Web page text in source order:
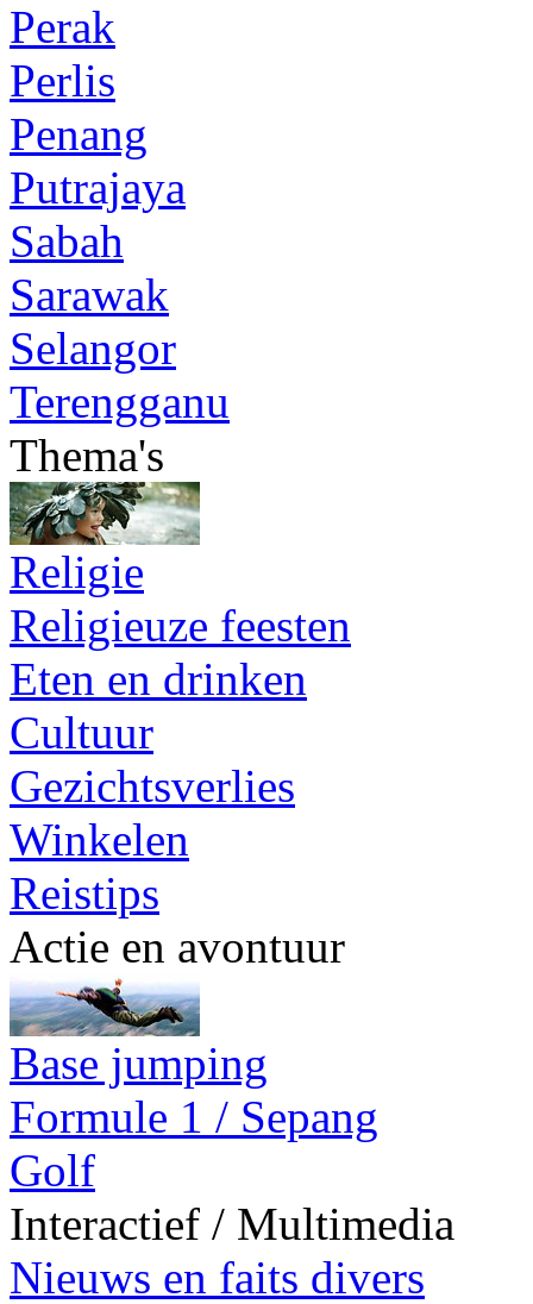
Perak
Perlis
Penang
Putrajaya
Sabah
Sarawak
Selangor
Terengganu
Thema's
Religie
Religieuze feesten
Eten en drinken
Cultuur
Gezichtsverlies
Winkelen
Reistips
Actie en avontuur
Base jumping
Formule 1 / Sepang
Golf
Interactief / Multimedia
Nieuws en faits divers